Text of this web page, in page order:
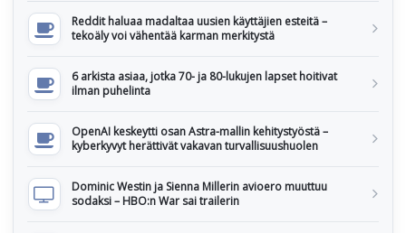
Reddit haluaa madaltaa uusien käyttäjien esteitä –
tekoäly voi vähentää karman merkitystä
6 arkista asiaa, jotka 70- ja 80-lukujen lapset hoitivat
ilman puhelinta
OpenAI keskeytti osan Astra-mallin kehitystyöstä –
kyberkyvyt herättivät vakavan turvallisuushuolen
Dominic Westin ja Sienna Millerin avioero muuttuu
sodaksi – HBO:n War sai trailerin